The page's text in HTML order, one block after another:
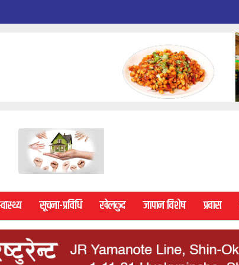
सूचना-प्रविधि खेलकुद जापान विशेष प्रवास